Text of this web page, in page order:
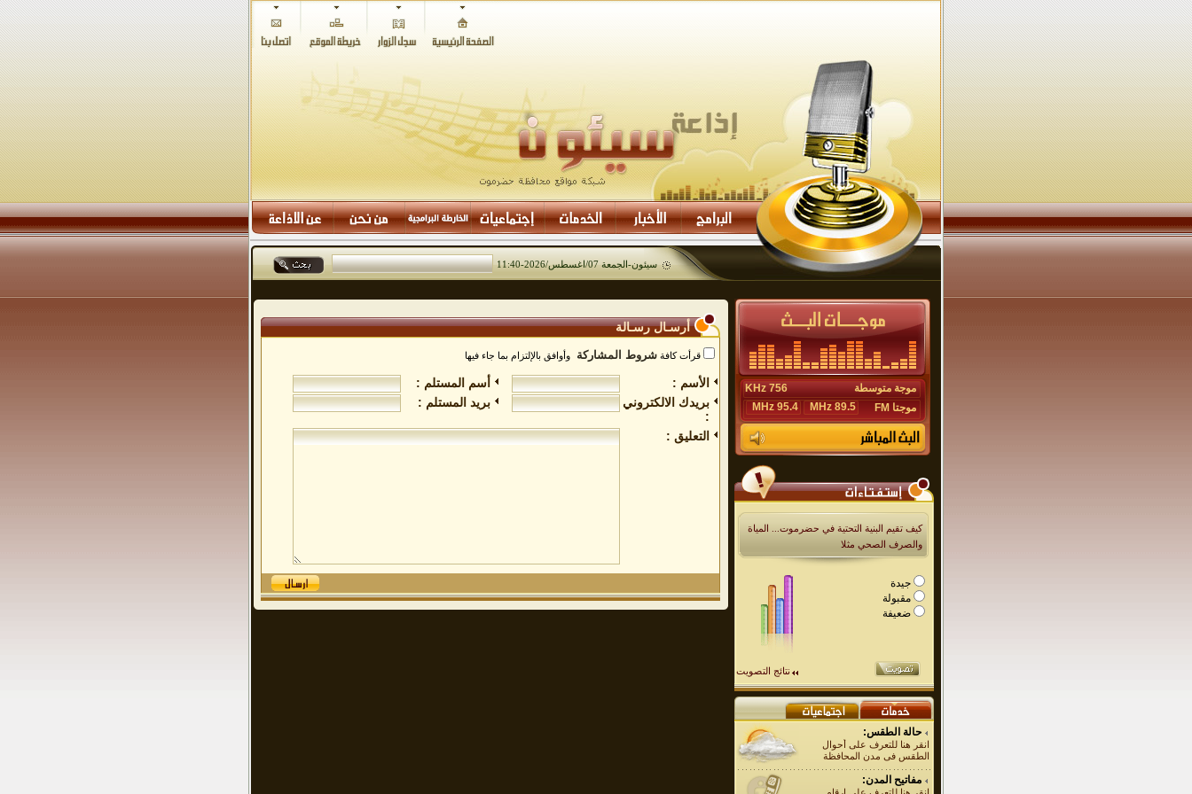
سيئون-الجمعة 07/اغسطس/2026 -
11:40
موجة متوسطة
756 KHz
موجتا FM
95.4 MHz 89.5 MHz
كيف تقيم البنية التحتية في حضرموت... المياة
والصرف الصحي مثلا
جيدة
مقبولة
ضعيفة
نتائج التصويت
حالة الطقس:
انقر هنا للتعرف على أحوال
الطقس فى مدن المحافظة
مفاتيح المدن:
أرسـال رسـالة
قرأت كافة شروط المشاركة وأوافق بالإلتزام بما جاء فيها
الأسم :
أسم المستلم :
بريدك الالكتروني
:
بريد المستلم :
التعليق :